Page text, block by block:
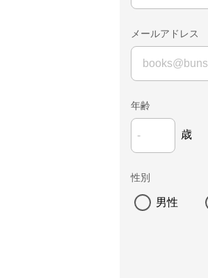
メールアドレス
年齢
歳
性別
男性